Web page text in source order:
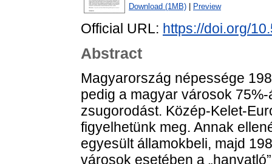
Download (1MB) Preview
Official URL: https://doi.org/
Abstract
Magyarország népessége
pedig a magyar városok
zsugorodást. Közép-Kelet-
figyelhetünk meg. Annak
egyesült államokbeli, majd
városok esetében a